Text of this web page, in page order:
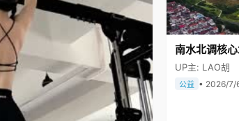
南水北调核
UP主: LAO胡
公益 • 2026/7/